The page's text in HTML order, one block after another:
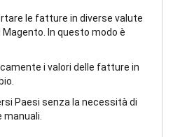
le fatture in diverse valute
In questo modo è
i valori delle fatture in
Paesi senza la necessità di